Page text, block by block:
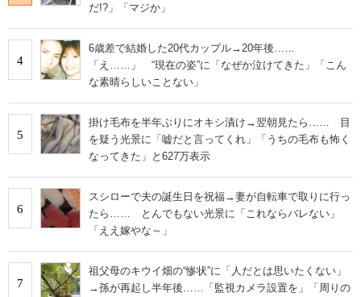
だ!?」「マジか」
4
6歳差で結婚した20代カップル→20年後……
「え……」 “現在の姿”に「なぜか泣けてきた」「こん
な素晴らしいことない」
5
掛け毛布を半年ぶりにオキシ漬け→翌朝見たら…… 目
を疑う光景に「嘘だと言ってくれ」「うちの毛布も怖く
なってきた」と627万表示
6
スシローで夫の誕生日を祝福→妻が自転車で取りに行っ
たら…… とんでもない光景に「これならバレない」
「ええ嫁やな～」
7
祖父母のキウイ畑の“惨状”に「人だとは思いたくない」
→孫が再起し半年後……「監視カメラ設置を」「周りの